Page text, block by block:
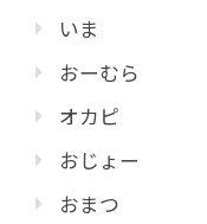
いま
おーむら
オカピ
おじょー
おまつ